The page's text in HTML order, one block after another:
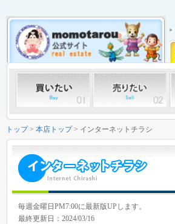
トップ> 本店トップ> インターネットチラシ
毎週金曜日PM7:00に最新版UPします。
最終更新日：2024/03/16